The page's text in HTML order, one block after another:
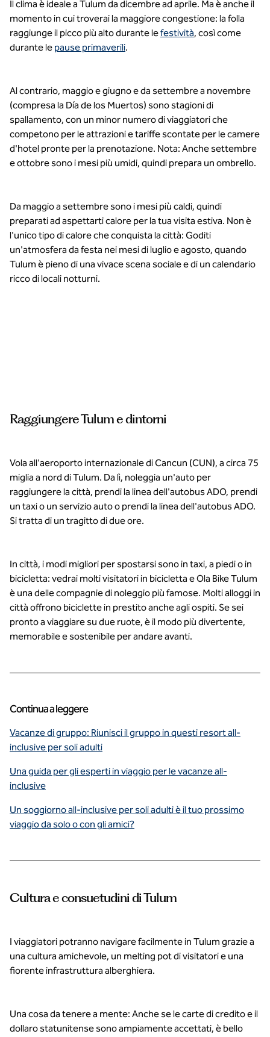
Il clima è ideale a Tulum da dicembre ad aprile. Ma è anche il
momento in cui troverai la maggiore congestione: la folla
raggiunge il picco più alto durante lefestività, così come
durante le pause primaverili.
Al contrario, maggio e giugno e da settembre a novembre
(compresa la Día de los Muertos) sono stagioni di
spallamento, con un minor numero di viaggiatori che
competono per le attrazioni e tariffe scontate per le camere
d'hotel pronte per la prenotazione. Nota: Anche settembre
e ottobre sono i mesi più umidi, quindi prepara un ombrello.
Da maggio a settembre sono i mesi più caldi, quindi
preparati ad aspettarti calore per la tua visita estiva. Non è
l'unico tipo di calore che conquista la città: Goditi
un'atmosfera da festa nei mesi di luglio e agosto, quando
Tulum è pieno di una vivace scena sociale e di un calendario
ricco di locali notturni.
Raggiungere Tulum e dintorni
Vola all'aeroporto internazionale di Cancun (CUN), a circa 75
miglia a nord di Tulum. Da lì, noleggia un'auto per
raggiungere la città, prendi la linea dell'autobus ADO, prendi
un taxi o un servizio auto o prendi la linea dell'autobus ADO.
Si tratta di un tragitto di due ore.
In città, i modi migliori per spostarsi sono in taxi, a piedi o in
bicicletta: vedrai molti visitatori in bicicletta e Ola Bike Tulum
è una delle compagnie di noleggio più famose. Molti alloggi in
città offrono biciclette in prestito anche agli ospiti. Se sei
pronto a viaggiare su due ruote, è il modo più divertente,
memorabile e sostenibile per andare avanti.
Continua a leggere
Vacanze di gruppo: Riunisci il gruppo in questi resort all-
inclusive per soli adulti
Una guida per gli esperti in viaggio per le vacanze all-
inclusive
Un soggiorno all-inclusive per soli adulti è il tuo prossimo
viaggio da solo o con gli amici?
Cultura e consuetudini di Tulum
I viaggiatori potranno navigare facilmente in Tulum grazie a
una cultura amichevole, un melting pot di visitatori e una
fiorente infrastruttura alberghiera.
Una cosa da tenere a mente: Anche se le carte di credito e il
dollaro statunitense sono ampiamente accettati, è bello